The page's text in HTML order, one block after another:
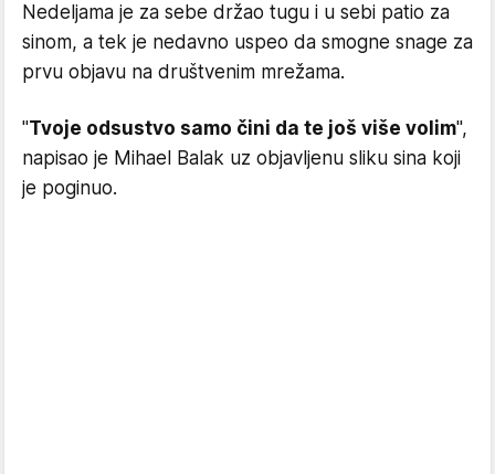
Nedeljama je za sebe držao tugu i u sebi patio za
sinom, a tek je nedavno uspeo da smogne snage za
prvu objavu na društvenim mrežama.
''Tvoje odsustvo samo čini da te još više volim'',
napisao je Mihael Balak uz objavljenu sliku sina koji
je poginuo.